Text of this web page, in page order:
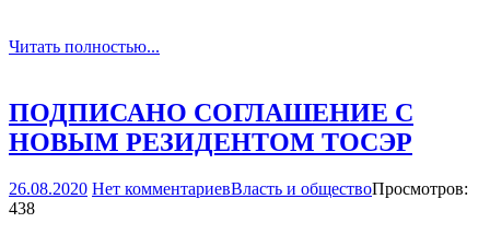
Читать полностью...
ПОДПИСАНО СОГЛАШЕНИЕ С
НОВЫМ РЕЗИДЕНТОМ ТОСЭР
26.08.2020 Нет комментариевВласть и обществоПросмотров:
438